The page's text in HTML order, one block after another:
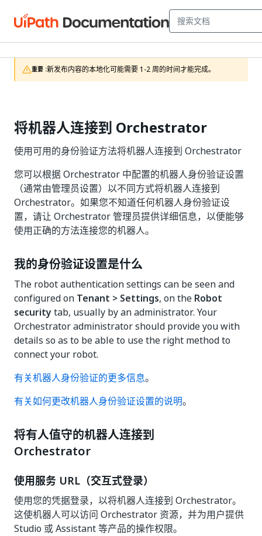
重要 :新发布内容的本地化可能需要 1-2 周的时间才能完成。
将机器人连接到 Orchestrator
使用可用的身份验证方法将机器人连接到 Orchestrator
您可以根据 Orchestrator 中配置的机器人身份验证设置
（通常由管理员设置）以不同方式将机器人连接到
Orchestrator。如果您不知道任何机器人身份验证设
置，请让 Orchestrator 管理员提供详细信息，以便能够
使用正确的方法连接您的机器人。
我的身份验证设置是什么
The robot authentication settings can be seen and
configured on Tenant > Settings, on the Robot
securitytab, usually by an administrator. Your
Orchestrator administrator should provide you with
details so as to be able to use the right method to
connect your robot.
有关机器人身份验证的更多信息。
有关如何更改机器人身份验证设置的说明。
将有人值守的机器人连接到
Orchestrator
使用服务 URL（交互式登录）
使用您的凭据登录，以将机器人连接到 Orchestrator。
这使机器人可以访问 Orchestrator 资源，并为用户提供
Studio 或 Assistant 等产品的操作权限。